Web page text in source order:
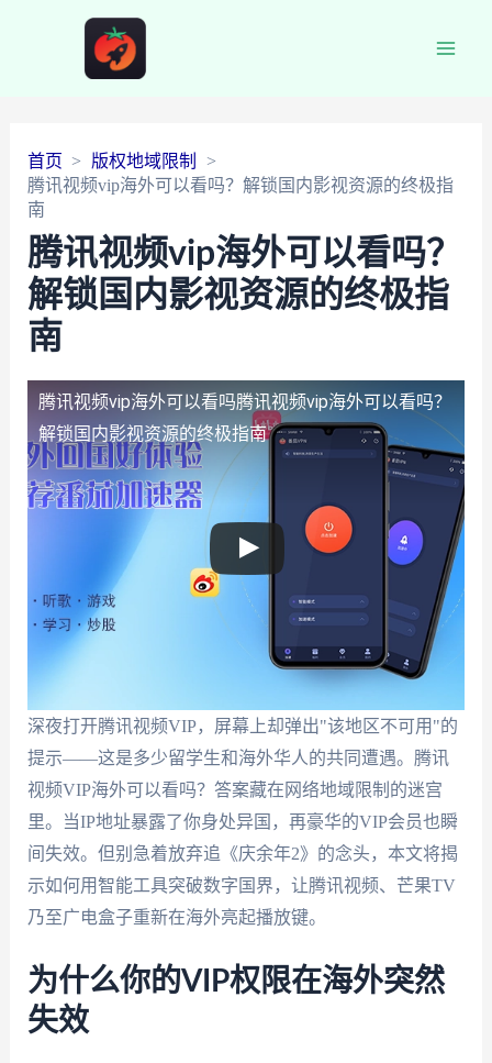
首页
版权地域限制
腾讯视频vip海外可以看吗？解锁国内影视资源的终极指
南
腾讯视频vip海外可以看吗？
解锁国内影视资源的终极指
南
腾讯视频vip海外可以看吗腾讯视频vip海外可以看吗？
解锁国内影视资源的终极指南
深夜打开腾讯视频VIP，屏幕上却弹出"该地区不可用"的
提示——这是多少留学生和海外华人的共同遭遇。腾讯
视频VIP海外可以看吗？答案藏在网络地域限制的迷宫
里。当IP地址暴露了你身处异国，再豪华的VIP会员也瞬
间失效。但别急着放弃追《庆余年2》的念头，本文将揭
示如何用智能工具突破数字国界，让腾讯视频、芒果TV
乃至广电盒子重新在海外亮起播放键。
为什么你的VIP权限在海外突然
失效